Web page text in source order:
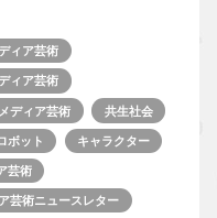
ィア芸術
ィア芸術
ディア芸術 共生社会
ボット キャラクター
芸術
芸術ニュースレター